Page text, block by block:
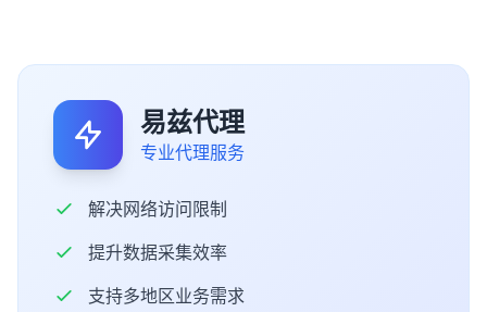
易兹代理
专业代理服务
解决网络访问限制
提升数据采集效率
支持多地区业务需求